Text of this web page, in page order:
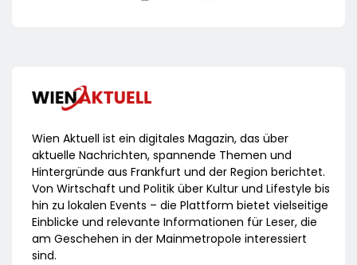
Wien Aktuell ist ein digitales Magazin, das über
aktuelle Nachrichten, spannende Themen und
Hintergründe aus Frankfurt und der Region berichtet.
Von Wirtschaft und Politik über Kultur und Lifestyle bis
hin zu lokalen Events – die Plattform bietet vielseitige
Einblicke und relevante Informationen für Leser, die
am Geschehen in der Mainmetropole interessiert
sind.